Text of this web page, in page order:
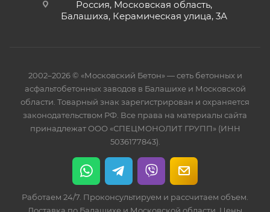
Россия, Московская область,
Балашиха, Керамическая улица, 3А
2002–2026 © «Московский Бетон» — сеть бетонных и
асфальтобетонных заводов в Балашихе и Московской
области. Товарный знак зарегистрирован и охраняется
законодательством РФ. Все права на материалы сайта
принадлежат ООО «СПЕЦМОНОЛИТ ГРУПП» (ИНН
5036177843).
Работаем 24/7. Проконсультируем и рассчитаем объем.